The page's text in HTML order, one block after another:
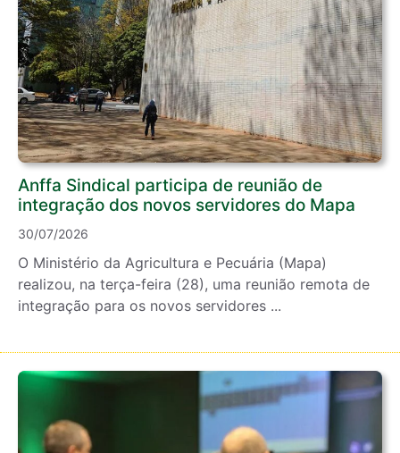
Anffa Sindical participa de reunião de
integração dos novos servidores do Mapa
30/07/2026
O Ministério da Agricultura e Pecuária (Mapa)
realizou, na terça-feira (28), uma reunião remota de
integração para os novos servidores ...